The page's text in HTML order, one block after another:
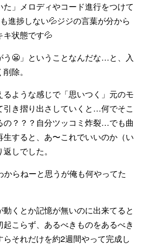
」メロディやコード進行をつけて
進捗しない💦ジジの言葉が分から
キ状態です💦
う😬」ということなんだな…と、入
除。
ような感じで「思いつく」元のモ
引き摺り出さしていくと…何でそこ
の？？？自分ツッコミ炸裂…でも曲
すると、あ〜これでいいのか（い
しでした。
らねーと思うが俺も何やってた
動くとか記憶が無いのに出来てると
こらず、あるべきものをあるべき
らそれだけを約2週間やって完成し